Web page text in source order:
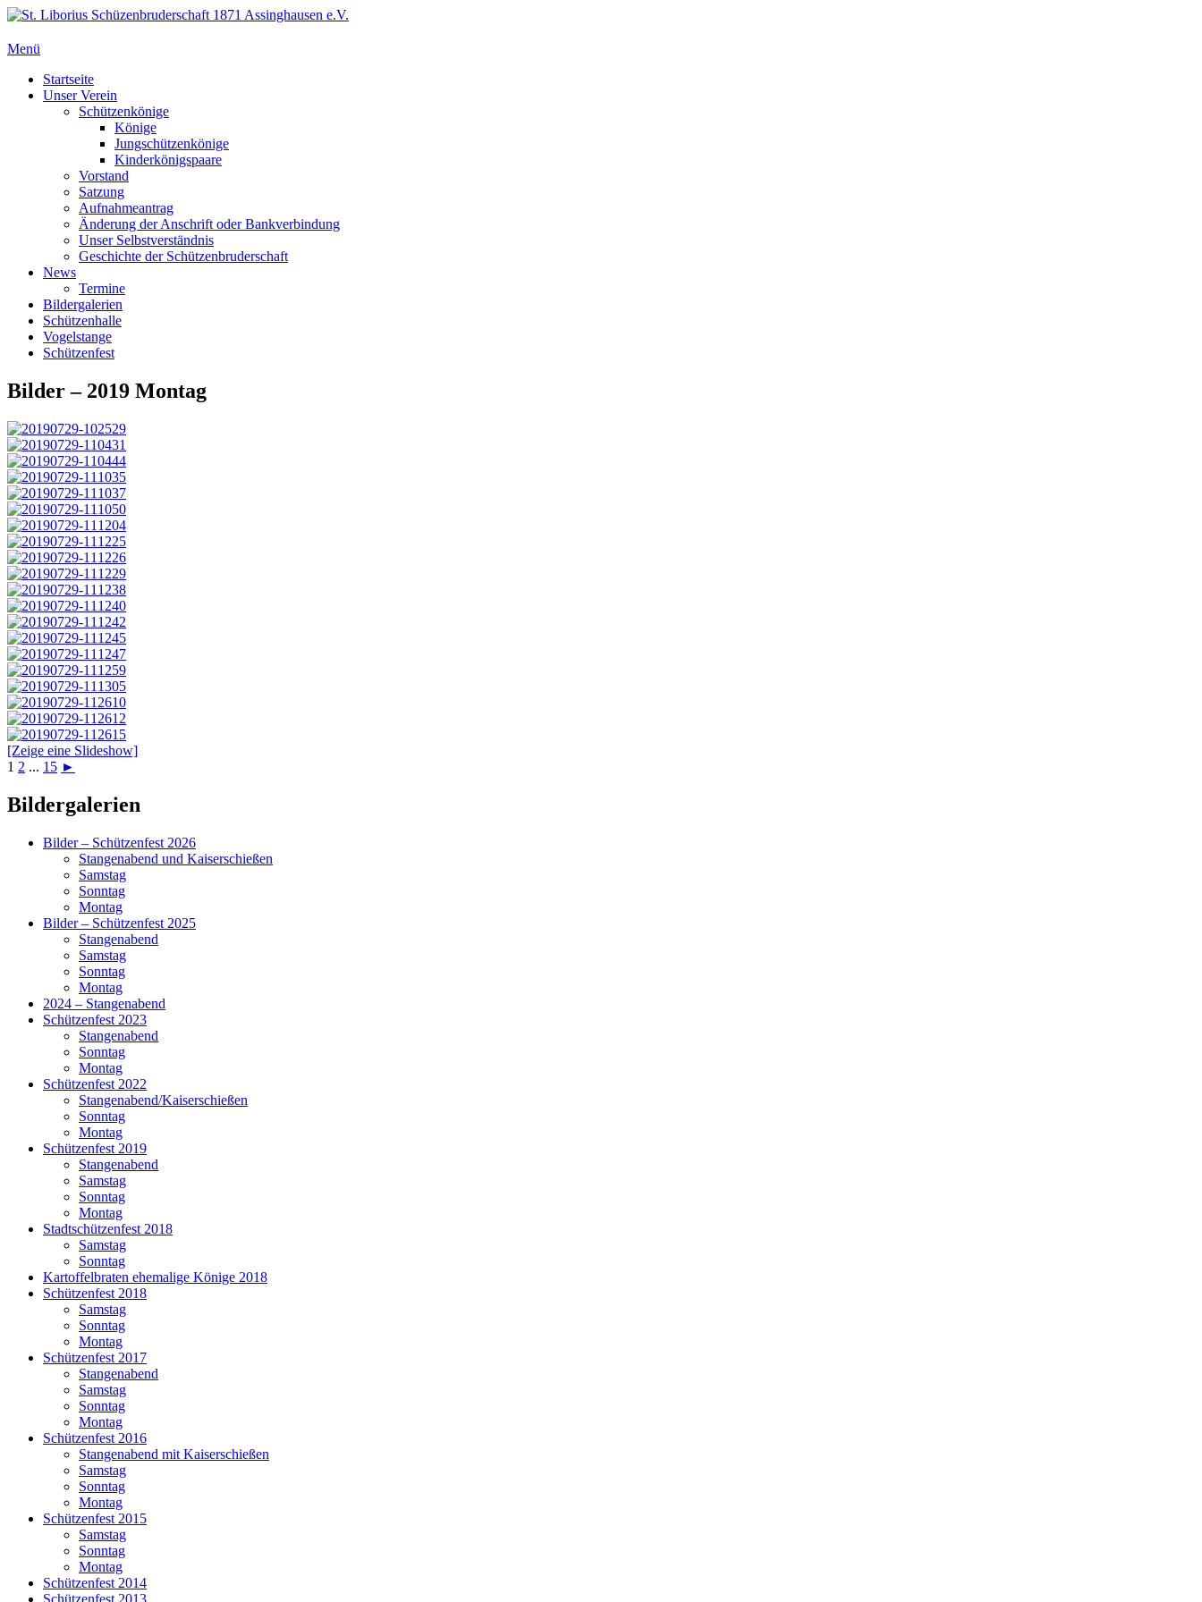
Zum
springen
St. Liborius Schüzenbruderschaft 1871 Assinghausen e.V.
Menü
Primäres
Menü
Startseite
Unser Verein
Schützenkönige
Könige
Jungschützenkönige
Kinderkönigspaare
Vorstand
Satzung
Aufnahmeantrag
Änderung der Anschrift oder Bankverbindung
Unser Selbstverständnis
Geschichte der Schützenbruderschaft
News
Termine
Bildergalerien
Schützenhalle
Vogelstange
Schützenfest
Bilder – 2019 Montag
[Zeige eine Slideshow]
1 2 ... 15 ►
Primärer
Widgetbereich
Bildergalerien
Bilder – Schützenfest 2026
Stangenabend und Kaiserschießen
Samstag
Sonntag
Montag
Bilder – Schützenfest 2025
Stangenabend
Samstag
Sonntag
Montag
2024 – Stangenabend
Schützenfest 2023
Stangenabend
Sonntag
Montag
Schützenfest 2022
Stangenabend/Kaiserschießen
Sonntag
Montag
Schützenfest 2019
Stangenabend
Samstag
Sonntag
Montag
Stadtschützenfest 2018
Samstag
Sonntag
Kartoffelbraten ehemalige Könige 2018
Schützenfest 2018
Samstag
Sonntag
Montag
Schützenfest 2017
Stangenabend
Samstag
Sonntag
Montag
Schützenfest 2016
Stangenabend mit Kaiserschießen
Samstag
Sonntag
Montag
Schützenfest 2015
Samstag
Sonntag
Montag
Schützenfest 2014
Schützenfest 2013